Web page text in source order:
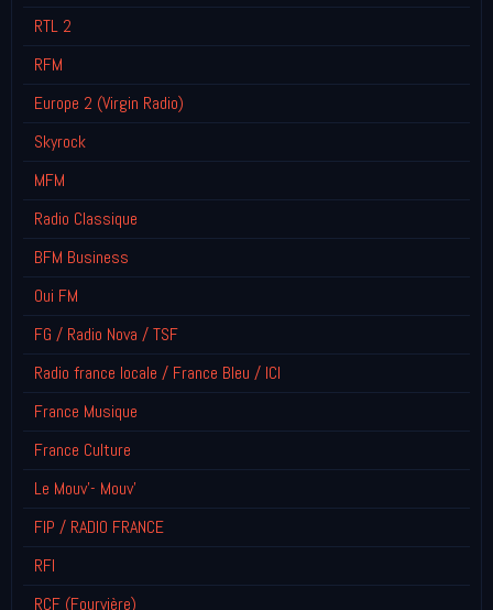
RTL 2
RFM
Europe 2 (Virgin Radio)
Skyrock
MFM
Radio Classique
BFM Business
Oui FM
FG / Radio Nova / TSF
Radio france locale / France Bleu / ICI
France Musique
France Culture
Le Mouv'- Mouv'
FIP / RADIO FRANCE
RFI
RCF (Fourvière)